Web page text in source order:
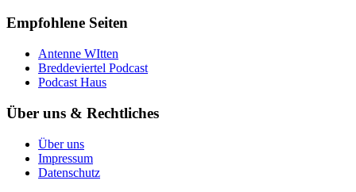
Empfohlene Seiten
Antenne WItten
Breddeviertel Podcast
Podcast Haus
Über uns & Rechtliches
Über uns
Impressum
Datenschutz